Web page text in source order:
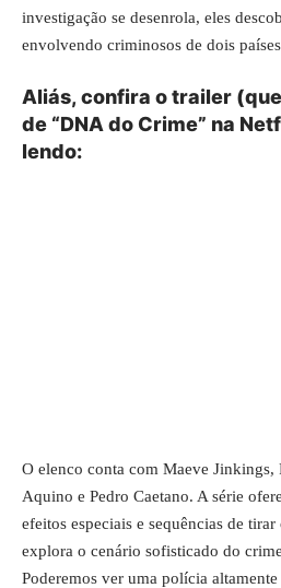
investigação se desenrola, eles
envolvendo criminosos de dois
Aliás, confira o trailer
de “DNA do Crime” na
lendo:
O elenco conta com Maeve Jinkings,
Aquino e Pedro Caetano. A série
efeitos especiais e sequências de
explora o cenário sofisticado do
Poderemos ver uma polícia